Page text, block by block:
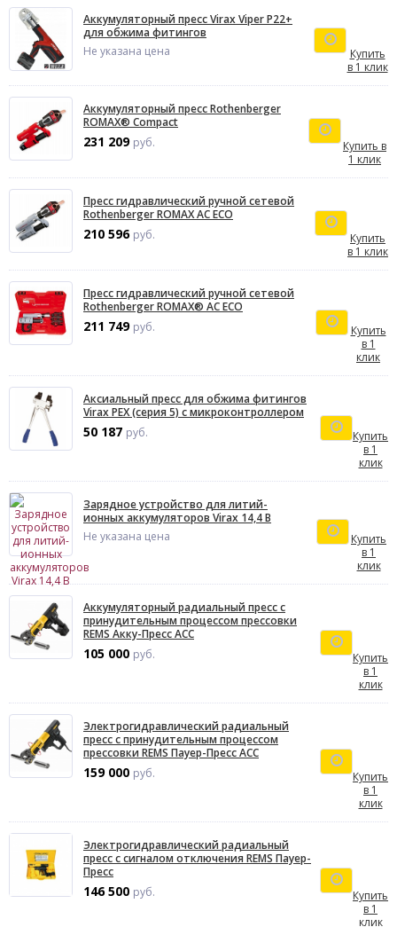
Аккумуляторный пресс Virax Viper P22+
для обжима фитингов
Не указана цена
Купить
в 1 клик
Аккумуляторный пресс Rothenberger
ROMAX® Compact
231 209 руб.
Купить в
1 клик
Пресс гидравлический ручной сетевой
Rothenberger ROMAX AC ECO
210 596 руб.
Купить
в 1 клик
Пресс гидравлический ручной сетевой
Rothenberger ROMAX® AC ECO
211 749 руб.
Купить
в 1
клик
Аксиальный пресс для обжима фитингов
Virax PEX (серия 5) с микроконтроллером
50 187 руб.
Купить
в 1
клик
Зарядное устройство для литий-
ионных аккумуляторов Virax 14,4 В
Не указана цена
Купить
в 1
клик
Аккумуляторный радиальный пресс с
принудительным процессом прессовки
REMS Акку-Пресс ACC
105 000 руб.
Купить
в 1
клик
Электрогидравлический радиальный
пресс с принудительным процессом
прессовки REMS Пауер-Пресс ACC
159 000 руб.
Купить
в 1
клик
Электрогидравлический радиальный
пресс с сигналом отключения REMS Пауер-
Пресс
146 500 руб.
Купить
в 1
клик